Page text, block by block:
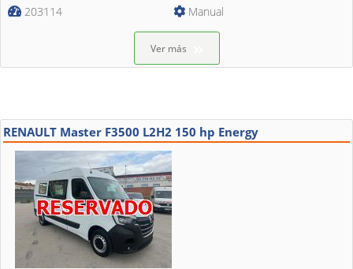
203114
Manual
Ver más
RENAULT Master F3500 L2H2 150 hp Energy